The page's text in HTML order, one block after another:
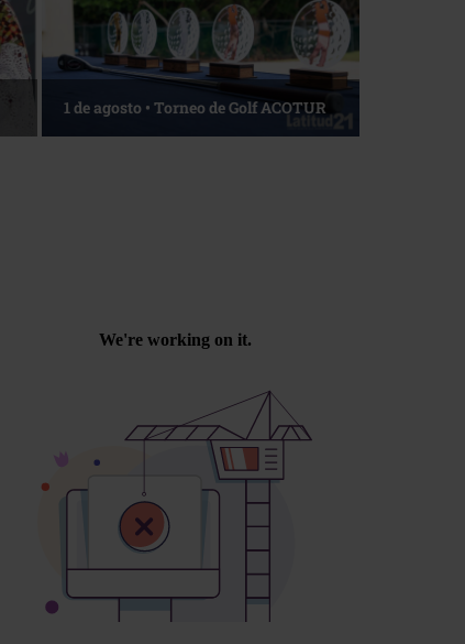
La esencia del servicio